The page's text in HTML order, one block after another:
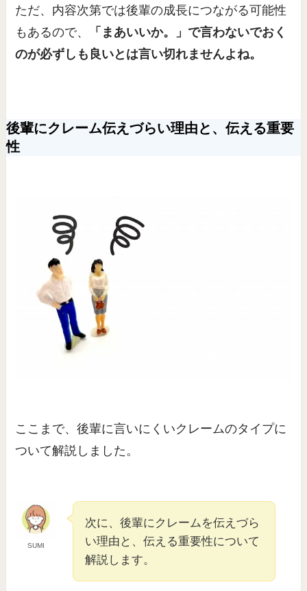
ただ、内容次第では後輩の成長につながる可能性
もあるので、
「まあいいか。」で言わないでおく
のが必ずしも良いとは言い切れませんよね。
後輩にクレーム伝えづらい理由と、伝える重要
性
ここまで、後輩に言いにくいクレームのタイプに
ついて解説しました。
SUMI
次に、後輩にクレームを伝えづら
い理由と、伝える重要性について
解説します。